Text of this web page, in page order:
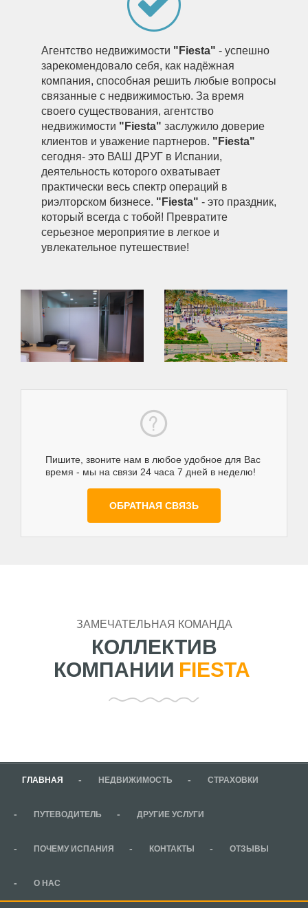
Агентство недвижимости "Fiesta" - успешно
зарекомендовало себя, как надёжная
компания, способная решить любые вопросы
связанные с недвижимостью. За время
своего существования, агентство
недвижимости "Fiesta" заслужило доверие
клиентов и уважение партнеров. "Fiesta"
сегодня- это ВАШ ДРУГ в Испании,
деятельность которого охватывает
практически весь спектр операций в
риэлторском бизнесе. "Fiesta" - это праздник,
который всегда с тобой! Превратите
серьезное мероприятие в легкое и
увлекательное путешествие!
Пишите, звоните нам в любое удобное для Вас
время - мы на связи 24 часа 7 дней в неделю!
ОБРАТНАЯ СВЯЗЬ
ЗАМЕЧАТЕЛЬНАЯ КОМАНДА
КОЛЛЕКТИВ
КОМПАНИИ FIESTA
ГЛАВНАЯ НЕДВИЖИМОСТЬ СТРАХОВКИ
ПУТЕВОДИТЕЛЬ ДРУГИЕ УСЛУГИ
ПОЧЕМУ ИСПАНИЯ КОНТАКТЫ ОТЗЫВЫ
О НАС